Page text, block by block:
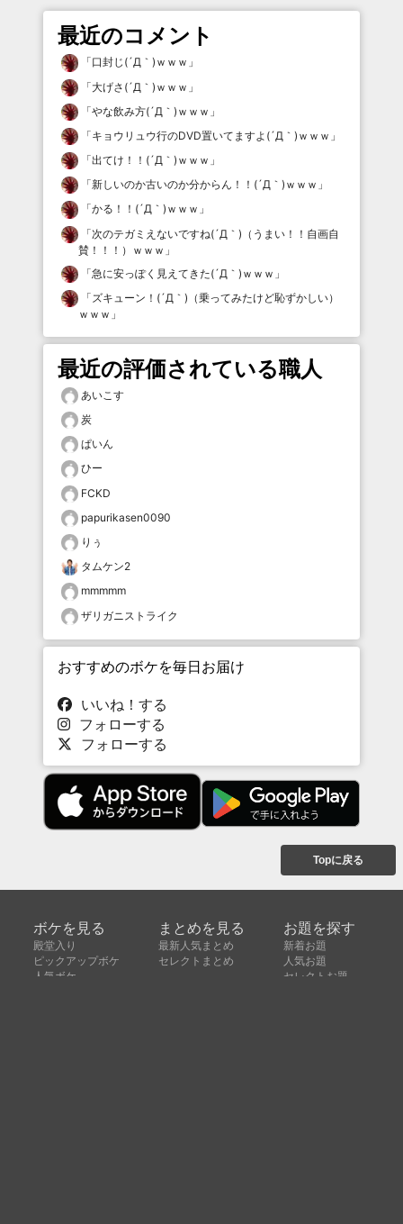
最近のコメント
「口封じ(´Д｀)ｗｗｗ 」
「大げさ(´Д｀)ｗｗｗ 」
「やな飲み方(´Д｀)ｗｗｗ 」
「キョウリュウ行のDVD置いてますよ(´Д｀)ｗｗｗ 」
「出てけ！！(´Д｀)ｗｗｗ 」
「新しいのか古いのか分からん！！(´Д｀)ｗｗｗ 」
「かる！！(´Д｀)ｗｗｗ 」
「次のテガミえないですね(´Д｀)（うまい！！自画自
賛！！！）ｗｗｗ 」
「急に安っぽく見えてきた(´Д｀)ｗｗｗ 」
「 ズキューン！(´Д｀)（乗ってみたけど恥ずかしい）
ｗｗｗ 」
最近の評価されている職人
あいこす
炭
ぱいん
ひー
FCKD
papurikasen0090
りぅ
タムケン2
mmmmm
ザリガニストライク
おすすめのボケを毎日お届け
いいね！する
フォローする
フォローする
Topに戻る
ボケを見る
殿堂入り
ピックアップボケ
人気ボケ
まとめを見る
最新人気まとめ
セレクトまとめ
お題を探す
新着お題
人気お題
セレクトお題